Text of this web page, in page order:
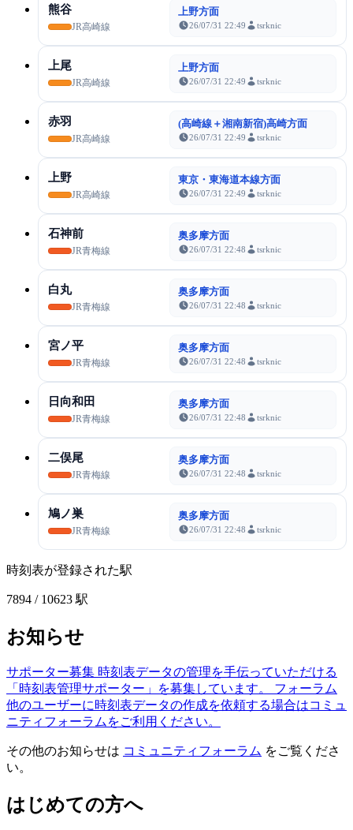
熊谷
JR高崎線
上野方面
26/07/31 22:49 tsrknic
上尾
JR高崎線
上野方面
26/07/31 22:49 tsrknic
赤羽
JR高崎線
(高崎線＋湘南新宿)高崎方面
26/07/31 22:49 tsrknic
上野
JR高崎線
東京・東海道本線方面
26/07/31 22:49 tsrknic
石神前
JR青梅線
奥多摩方面
26/07/31 22:48 tsrknic
白丸
JR青梅線
奥多摩方面
26/07/31 22:48 tsrknic
宮ノ平
JR青梅線
奥多摩方面
26/07/31 22:48 tsrknic
日向和田
JR青梅線
奥多摩方面
26/07/31 22:48 tsrknic
二俣尾
JR青梅線
奥多摩方面
26/07/31 22:48 tsrknic
鳩ノ巣
JR青梅線
奥多摩方面
26/07/31 22:48 tsrknic
時刻表が登録された駅
7894 / 10623 駅
お知らせ
サポーター募集 時刻表データの管理を手伝っていただける
「時刻表管理サポーター」を募集しています。
フォーラム
他のユーザーに時刻表データの作成を依頼する場合はコミュ
ニティフォーラムをご利用ください。
その他のお知らせは コミュニティフォーラム をご覧くださ
い。
はじめての方へ